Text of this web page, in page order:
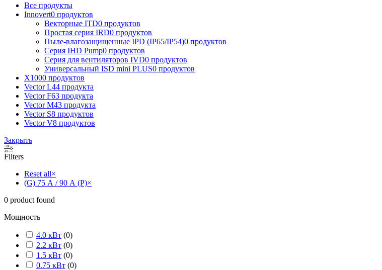
Все продукты
Innovert0 продуктов
Векторные ITD0 продуктов
Простая серия IRD0 продуктов
Пыле-влагозащищенные IPD (IP65/IP54)0 продуктов
Серия IHD Pump0 продуктов
Серия для вентиляторов IVD0 продуктов
Универсальный ISD mini PLUS0 продуктов
X1000 продуктов
Vector L44 продукта
Vector F63 продукта
Vector M43 продукта
Vector S8 продуктов
Vector V8 продуктов
Закрыть
Filters
Reset all×
(G) 75 А / 90 А (P)×
0 product found
Мощность
4.0 кВт (0)
2.2 кВт (0)
1.5 кВт (0)
0.75 кВт (0)